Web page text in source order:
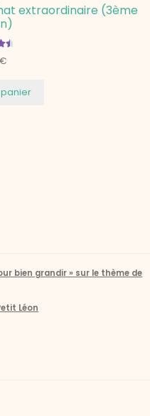
extraordinaire (3ème
€
bien grandir » sur le thème de
Léon